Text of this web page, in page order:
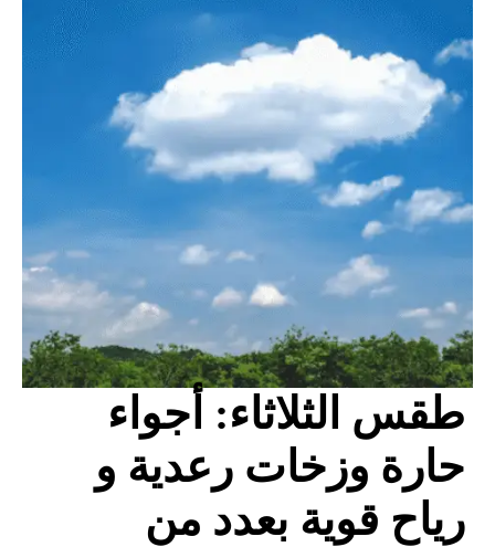
طقس الثلاثاء: أجواء
حارة وزخات رعدية و
رياح قوية بعدد من